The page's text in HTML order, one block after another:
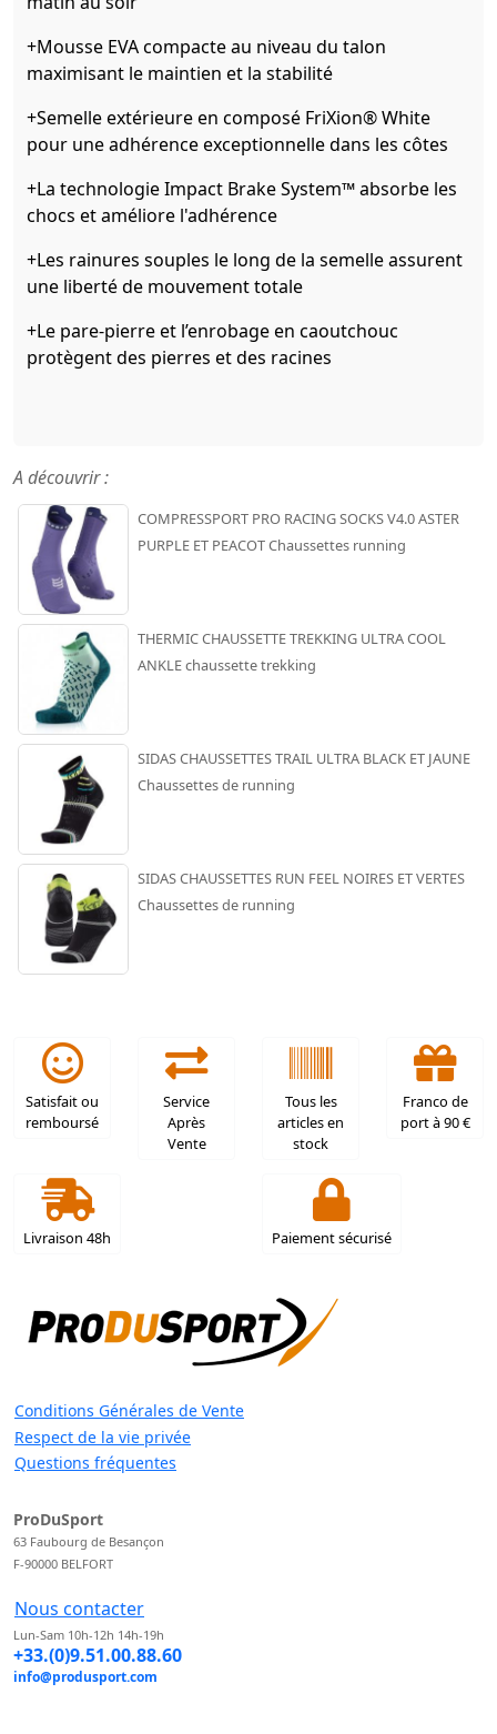
+Mousse EVA compacte au niveau du talon
maximisant le maintien et la stabilité
+Semelle extérieure en composé FriXion® White
pour une adhérence exceptionnelle dans les côtes
+La technologie Impact Brake System™ absorbe les
chocs et améliore l'adhérence
+Les rainures souples le long de la semelle assurent
une liberté de mouvement totale
+Le pare-pierre et l’enrobage en caoutchouc
protègent des pierres et des racines
A découvrir :
COMPRESSPORT PRO RACING SOCKS V4.0 ASTER
PURPLE ET PEACOT Chaussettes running
THERMIC CHAUSSETTE TREKKING ULTRA COOL
ANKLE chaussette trekking
SIDAS CHAUSSETTES TRAIL ULTRA BLACK ET JAUNE
Chaussettes de running
SIDAS CHAUSSETTES RUN FEEL NOIRES ET VERTES
Chaussettes de running
Satisfait ou
remboursé
Service
Après
Vente
Tous les
articles en
stock
Franco de
port à 90 €
Livraison 48h Paiement sécurisé
Conditions Générales de Vente
Respect de la vie privée
Questions fréquentes
ProDuSport
63 Faubourg de Besançon
F-90000 BELFORT
Nous contacter
Lun-Sam 10h-12h 14h-19h
+33.(0)9.51.00.88.60
info@produsport.com